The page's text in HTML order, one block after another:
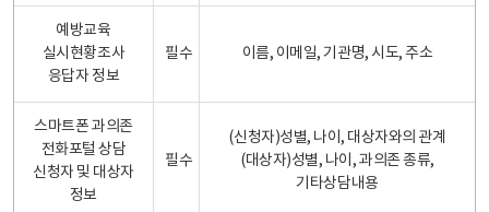
예방교육
실시현황조사
응답자 정보
필수 이름, 이메일, 기관명, 시도, 주소
스마트폰 과의존
전화포털 상담
신청자 및 대상자
정보
필수
(신청자)성별, 나이, 대상자와의 관계
(대상자)성별, 나이, 과의존 종류,
기타상담내용